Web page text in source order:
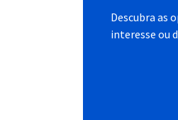
Descubra as
interesse ou